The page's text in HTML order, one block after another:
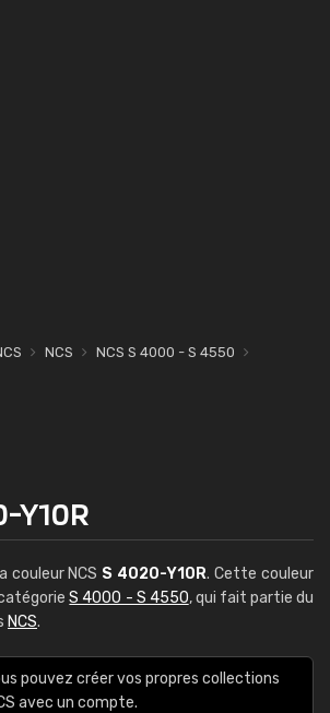
NCS
NCS S 4000 - S 4550
Y10R
couleur NCS S 4020-Y10R. Cette couleur
S 4000 - S 4550, qui fait partie du
NCS.
pouvez créer vos propres collections
avec un compte.